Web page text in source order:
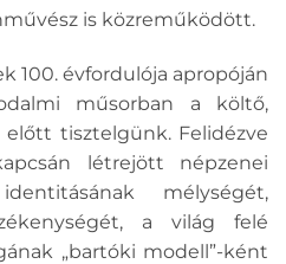
is közreműködött.
100. évfordulója apropóján
műsorban a költő,
tisztelgünk. Felidézve
létrejött népzenei
mélységét,
a világ felé
„bartóki modell”-ként